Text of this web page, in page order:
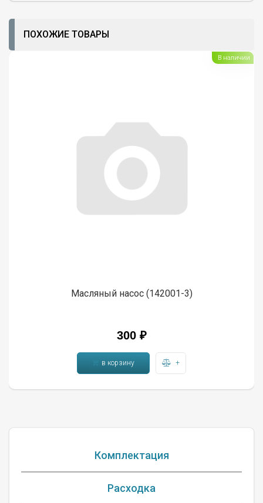
ПОХОЖИЕ ТОВАРЫ
Масляный насос (142001-3)
300 ₽
в корзину +
В наличии
Комплектация
Расходка